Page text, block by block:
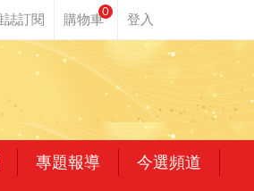
0
專題報導 今選頻道